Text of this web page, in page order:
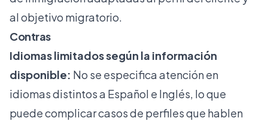
al objetivo migratorio.
Contras
Idiomas limitados según la información
disponible: No se especifica atención en
idiomas distintos a Español e Inglés, lo que
puede complicar casos de perfiles que hablen